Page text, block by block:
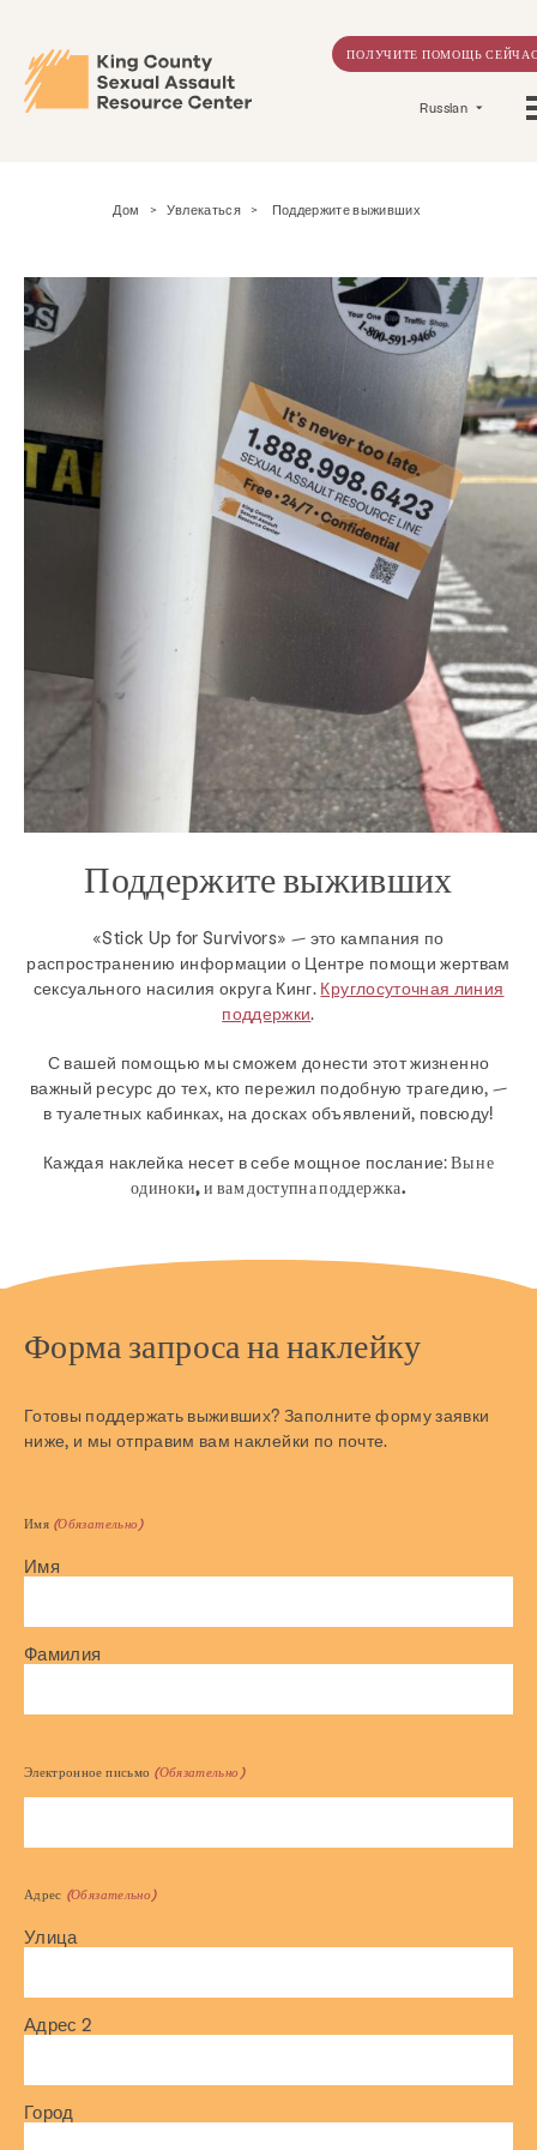
ПОЛУЧИТЕ ПОМОЩЬ
Russian
Дом > Увлекаться > Поддержите выживших
Поддержите выживших
«Stick Up for Survivors» — это кампания по
распространению информации о Центре помощи жертвам
сексуального насилия округа Кинг. Круглосуточная линия
поддержки.
С вашей помощью мы сможем донести этот жизненно
важный ресурс до тех, кто пережил подобную трагедию, —
в туалетных кабинках, на досках объявлений, повсюду!
Каждая наклейка несет в себе мощное послание:Вы не
одиноки, и вам доступна поддержка.
Форма запроса на наклейку
Готовы поддержать выживших? Заполните форму заявки
ниже, и мы отправим вам наклейки по почте.
Имя (Обязательно)
Имя
Фамилия
Электронное письмо (Обязательно)
Адрес (Обязательно)
Улица
Адрес 2
Город